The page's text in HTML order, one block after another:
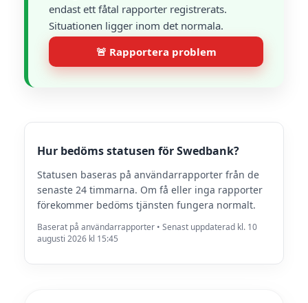
endast ett fåtal rapporter registrerats.
Situationen ligger inom det normala.
🚨 Rapportera problem
Hur bedöms statusen för Swedbank?
Statusen baseras på användarrapporter från de
senaste 24 timmarna. Om få eller inga rapporter
förekommer bedöms tjänsten fungera normalt.
Baserat på användarrapporter • Senast uppdaterad kl. 10
augusti 2026 kl 15:45